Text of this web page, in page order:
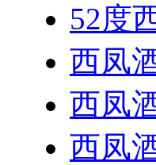
52度
西凤
西凤
西凤